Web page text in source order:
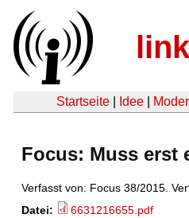
Startseite Idee
Focus: Muss erst
Verfasst von: Focus 38/2015.
Datei:
6631216655.pdf